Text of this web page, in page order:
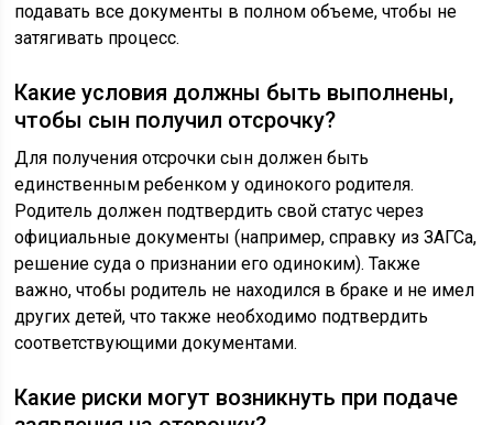
подавать все документы в полном объеме, чтобы не
затягивать процесс.
Какие условия должны быть выполнены,
чтобы сын получил отсрочку?
Для получения отсрочки сын должен быть
единственным ребенком у одинокого родителя.
Родитель должен подтвердить свой статус через
официальные документы (например, справку из ЗАГСа,
решение суда о признании его одиноким). Также
важно, чтобы родитель не находился в браке и не имел
других детей, что также необходимо подтвердить
соответствующими документами.
Какие риски могут возникнуть при подаче